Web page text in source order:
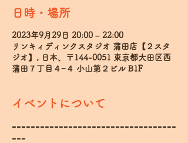
日時・場所
2023年9月29日 20:00 – 22:00
リンキィディンクスタジオ 蒲田店【２スタ
ジオ】, 日本、〒144-0051 東京都大田区西
蒲田７丁目４−４ 小山第２ビル B1F
イベントについて
===================================
===